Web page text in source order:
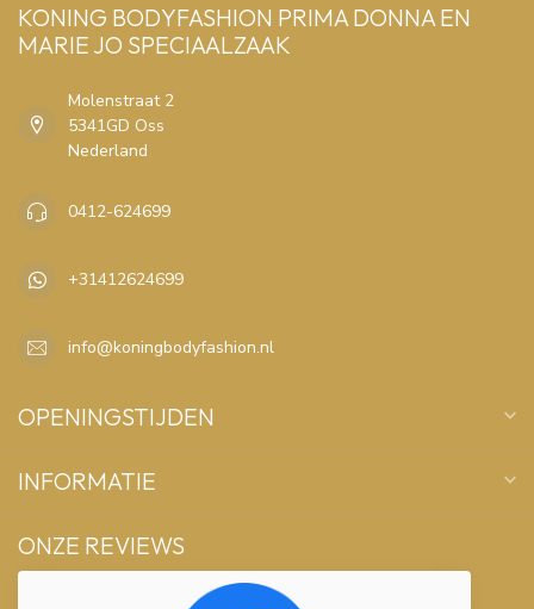
KONING BODYFASHION PRIMA DONNA EN
MARIE JO SPECIAALZAAK
Molenstraat 2
5341GD Oss
Nederland
0412-624699
+31412624699
info@koningbodyfashion.nl
OPENINGSTIJDEN
INFORMATIE
ONZE REVIEWS